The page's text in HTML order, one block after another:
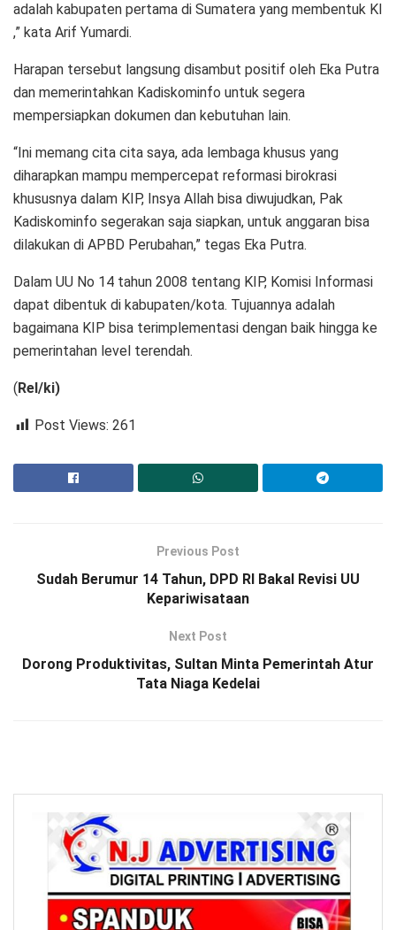
adalah kabupaten pertama di Sumatera yang membentuk KI
,” kata Arif Yumardi.
Harapan tersebut langsung disambut positif oleh Eka Putra
dan memerintahkan Kadiskominfo untuk segera
mempersiapkan dokumen dan kebutuhan lain.
“Ini memang cita cita saya, ada lembaga khusus yang
diharapkan mampu mempercepat reformasi birokrasi
khususnya dalam KIP, Insya Allah bisa diwujudkan, Pak
Kadiskominfo segerakan saja siapkan, untuk anggaran bisa
dilakukan di APBD Perubahan,” tegas Eka Putra.
Dalam UU No 14 tahun 2008 tentang KIP, Komisi Informasi
dapat dibentuk di kabupaten/kota. Tujuannya adalah
bagaimana KIP bisa terimplementasi dengan baik hingga ke
pemerintahan level terendah.
(Rel/ki)
Post Views: 261
Previous Post
Sudah Berumur 14 Tahun, DPD RI Bakal Revisi UU
Kepariwisataan
Next Post
Dorong Produktivitas, Sultan Minta Pemerintah Atur
Tata Niaga Kedelai